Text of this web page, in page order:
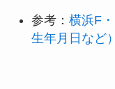
参考： 横浜F
生年月日など）